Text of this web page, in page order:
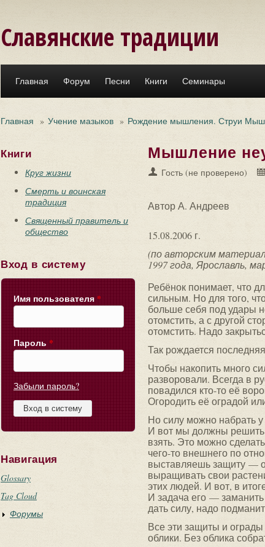
Славянские традиции
Главная Форум Песни Книги Семинары
Главная » Учение мазыков » Рождение мышления. Струи
Книги
Круг жизни
Смерть и воинская
традиция
Священный правитель и
общество
Вход в систему
Имя пользователя *
Пароль *
Забыли пароль?
Навигация
Glossary
Tag Cloud
Форумы
Мышление
Гость (не проверено)
Автор А. Андреев
15.08.2006 г.
(по авторским
1997 года, Ярославль,
Ребёнок понимает, что
сильным. Но для того,
больше себя под удары
отомстить, а с другой
отомстить. Надо
Так рождается
Чтобы накопить много
разворовали. Всегда в
повадился кто-то её
Огородить её оградой
Но силу можно набрать
И вот мы должны решить
взять. Это можно
чего-то внешнего по
выставляешь защиту —
выращивать свои
этих людей. И вот, в
И задача его — заманить
дать силу, надо
Все эти защиты и
облики. Без облика